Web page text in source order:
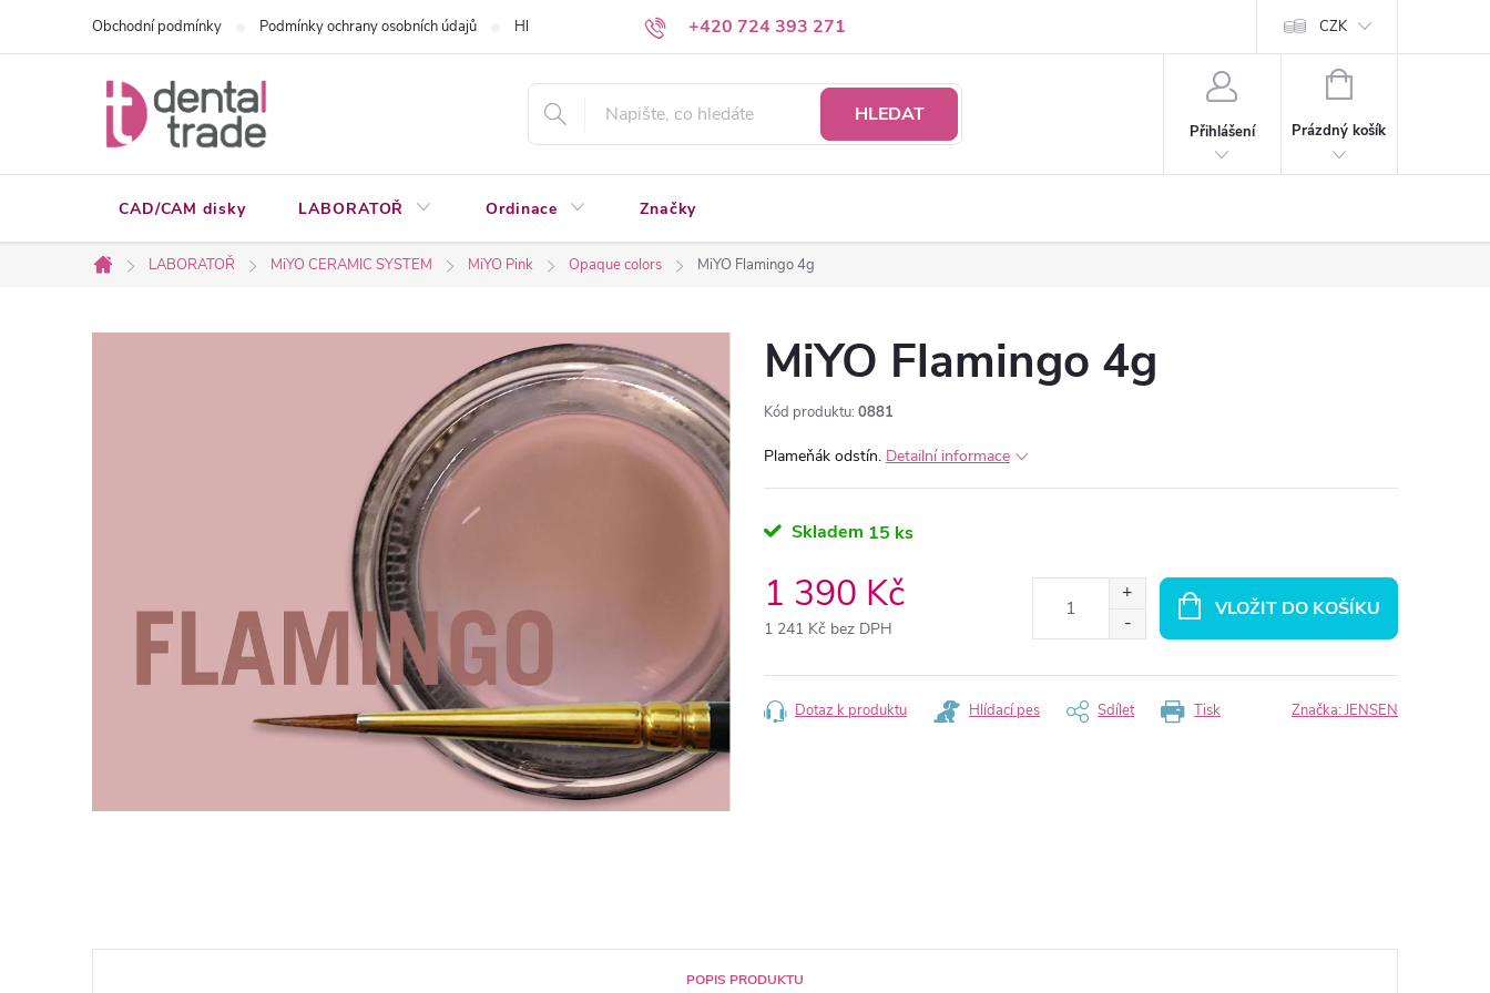
+420 724 393 271
Obchodní podmínky Podmínky ochrany osobních údajů Hledáte a nenacházíte? Napište nám CZK
HLEDAT
Přihlášení
NÁKUPNÍ
Prázdný košík
CAD/CAM disky LABORATOŘ Ordinace Značky
Domů
LABORATOŘ MiYO CERAMIC SYSTEM MiYO Pink Opaque colors MiYO Flamingo 4g
MiYO Flamingo 4g
Kód produktu: 0881
Plameňák odstín. Detailní informace
Skladem 15 ks
1 390 Kč
1 241 Kč bez DPH
cena:
VLOŽIT DO KOŠÍKU
Tisk
Dotaz k produktu Hlídací pes Sdílet Značka: JENSEN
POPIS PRODUKTU